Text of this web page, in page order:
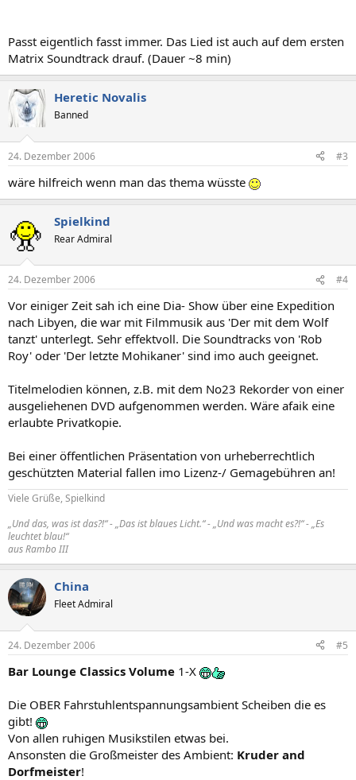
Passt eigentlich fasst immer. Das Lied ist auch auf dem ersten
Matrix Soundtrack drauf. (Dauer ~8 min)
Heretic Novalis
Banned
24. Dezember 2006 #3
wäre hilfreich wenn man das thema wüsste
Spielkind
Rear Admiral
24. Dezember 2006 #4
Vor einiger Zeit sah ich eine Dia- Show über eine Expedition
nach Libyen, die war mit Filmmusik aus 'Der mit dem Wolf
tanzt' unterlegt. Sehr effektvoll. Die Soundtracks von 'Rob
Roy' oder 'Der letzte Mohikaner' sind imo auch geeignet.
Titelmelodien können, z.B. mit dem No23 Rekorder von einer
ausgeliehenen DVD aufgenommen werden. Wäre afaik eine
erlaubte Privatkopie.
Bei einer öffentlichen Präsentation von urheberrechtlich
geschützten Material fallen imo Lizenz-/ Gemagebühren an!
Viele Grüße, Spielkind
„Und das, was ist das?!“ - „Das ist blaues Licht.“ - „Und was macht es?!“ - „Es
leuchtet blau!“
aus Rambo III
China
Fleet Admiral
24. Dezember 2006 #5
Bar Lounge Classics Volume 1-X
Die OBER Fahrstuhlentspannungsambient Scheiben die es
gibt!
Von allen ruhigen Musikstilen etwas bei.
Ansonsten die Großmeister des Ambient: Kruder and
Dorfmeister!